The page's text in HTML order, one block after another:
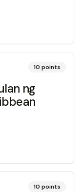
10 points
ng
10 points